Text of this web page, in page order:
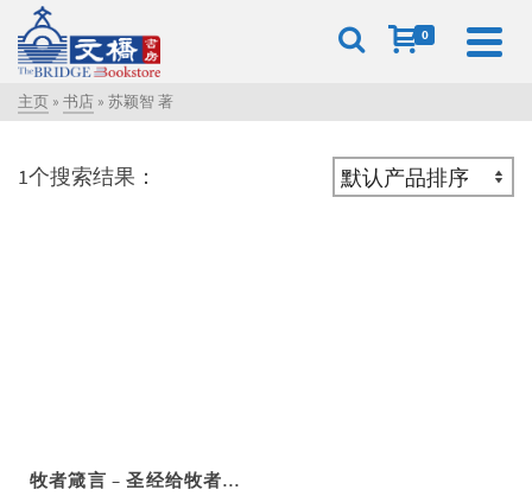
0
主页 » 书店 » 苏颖智 著
1个搜索结果：
牧者箴言 – 圣经给牧者的话